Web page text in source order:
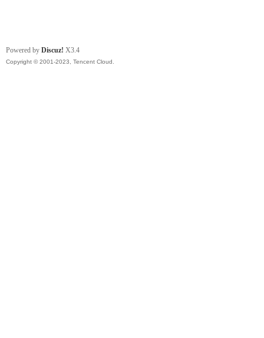
Powered by Discuz! X3.4
Copyright © 2001-2023, Tencent Cloud.